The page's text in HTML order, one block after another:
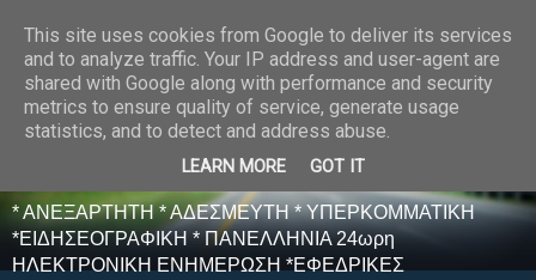
E F E N P R E S S -
ΗΛΕΚΤΡΟΝΙΚΗ
ΕΦΗΜΕΡΙΔΑ
* ΑΝΕΞΑΡΤΗΤΗ * ΑΔΕΣΜΕΥΤΗ * ΥΠΕΡΚΟΜΜΑΤΙΚΗ
*ΕΙΔΗΣΕΟΓΡΑΦΙΚΗ * ΠΑΝΕΛΛΗΝΙΑ 24ωρη
ΗΛΕΚΤΡΟΝΙΚΗ ΕΝΗΜΕΡΩΣΗ *ΕΦΕΔΡΙΚΕΣ
This site uses cookies from Google to deliver its services
and to analyze traffic. Your IP address and user-agent are
shared with Google along with performance and security
metrics to ensure quality of service, generate usage
statistics, and to detect and address abuse.
LEARN MORE GOT IT